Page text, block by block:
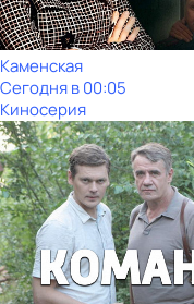
Каменская
Сегодня в 00:05
Киносерия